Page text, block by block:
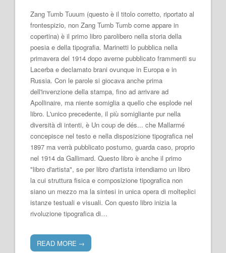
Zang Tumb Tuuum (questo è il titolo corretto, riportato al
frontespizio, non Zang Tumb Tumb come appare in
copertina) è il primo libro parolibero nella storia della
poesia e della tipografia. Marinetti lo pubblica nella
primavera del 1914 dopo averne pubblicato frammenti su
Lacerba e declamato brani ovunque in Europa e in
Russia. Con le parole si giocava anche prima
dell'invenzione della stampa, fino ad arrivare ad
Apollinaire, ma niente somiglia a quello che esplode nel
libro. L'unico precedente, il più somigliante pur nella
diversità di intenti, è Un coup de dés... che Mallarmé
concepisce nel testo e nella disposizione tipografica nel
1897 ma verrà pubblicato postumo, guarda caso, proprio
nel 1914 da Gallimard. Questo libro è anche il primo
"libro d'artista", se per libro d'artista intendiamo un libro
la cui struttura fisica e composizione tipografica non
siano un mezzo ma la sintesi in unica opera di molteplici
istanze testuali e visuali. Con questo libro inizia la
rivoluzione tipografica di…
READ MORE →